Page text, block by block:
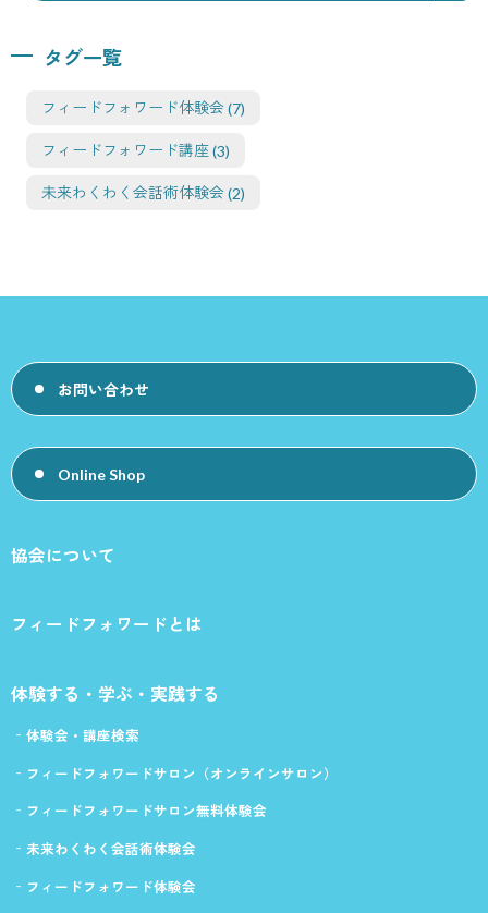
タグ一覧
フィードフォワード体験会(7)
フィードフォワード講座(3)
未来わくわく会話術体験会(2)
お問い合わせ
Online Shop
協会について
フィードフォワードとは
体験する・学ぶ・実践する
体験会・講座検索
フィードフォワードサロン（オンラインサロン）
フィードフォワードサロン無料体験会
未来わくわく会話術体験会
フィードフォワード体験会